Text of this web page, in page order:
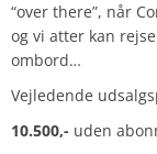
“over there”, når
og vi atter kan
ombord…
Vejledende
10.500,- uden